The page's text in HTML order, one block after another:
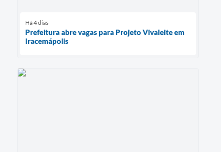
Há 4 dias
Prefeitura abre vagas para Projeto Vivaleite em
Iracemápolis